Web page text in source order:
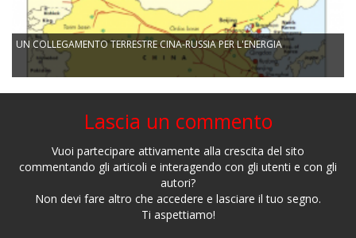
UN COLLEGAMENTO TERRESTRE CINA-RUSSIA PER L'ENERGIA
Lascia un commento
Vuoi partecipare attivamente alla crescita del sito
commentando gli articoli e interagendo con gli utenti e con gli
autori?
Non devi fare altro che accedere e lasciare il tuo segno.
Ti aspettiamo!